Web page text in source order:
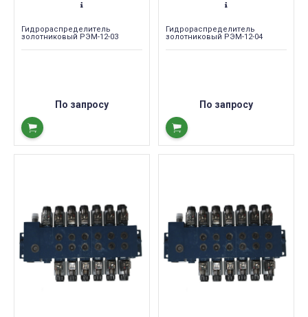
Гидрораспределитель
золотниковый РЭМ-12-03
По запросу
Гидрораспределитель
золотниковый РЭМ-12-04
По запросу